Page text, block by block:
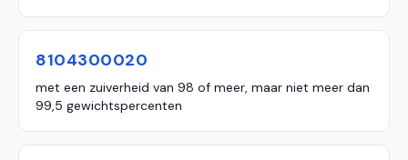
8104300020
met een zuiverheid van 98 of meer, maar niet meer dan
99,5 gewichtspercenten